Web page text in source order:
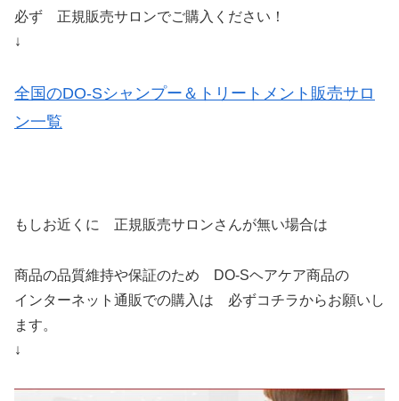
必ず 正規販売サロンでご購入ください！
↓
全国のDO-Sシャンプー＆トリートメント販売サロ
ン一覧
もしお近くに 正規販売サロンさんが無い場合は
商品の品質維持や保証のため DO-Sヘアケア商品の
インターネット通販での購入は 必ずコチラからお願いし
ます。
↓